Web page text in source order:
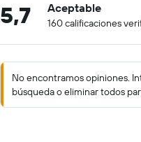
5,7 Aceptable
160 calificaciones
No encontramos opiniones.
búsqueda o eliminar todos